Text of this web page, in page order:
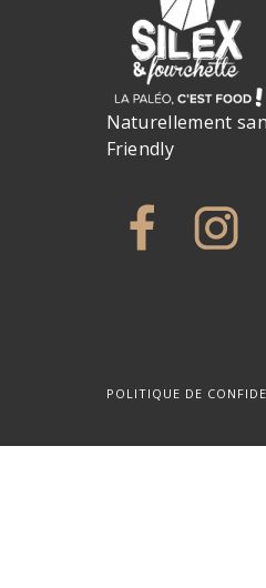
Naturellement
Friendly
POLITIQUE DE